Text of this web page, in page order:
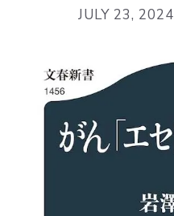
JULY 23, 2024